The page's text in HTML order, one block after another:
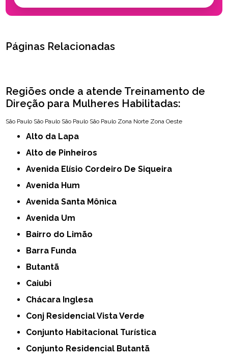
Páginas Relacionadas
Regiões onde a atende Treinamento de
Direção para Mulheres Habilitadas:
São Paulo São Paulo São Paulo São Paulo Zona Norte Zona Oeste
Alto da Lapa
Alto de Pinheiros
Avenida Elísio Cordeiro De Siqueira
Avenida Hum
Avenida Santa Mônica
Avenida Um
Bairro do Limão
Barra Funda
Butantã
Caiubi
Chácara Inglesa
Conj Residencial Vista Verde
Conjunto Habitacional Turística
Conjunto Residencial Butantã